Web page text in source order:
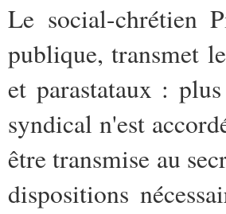
Le social-chrétien
publique, transmet
et parastataux :
syndical n'est
être transmise au
dispositions